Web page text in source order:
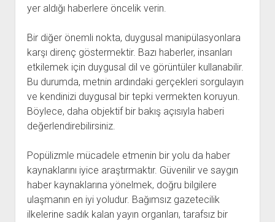
yer aldığı haberlere öncelik verin.
Bir diğer önemli nokta, duygusal manipülasyonlara
karşı direnç göstermektir. Bazı haberler, insanları
etkilemek için duygusal dil ve görüntüler kullanabilir.
Bu durumda, metnin ardındaki gerçekleri sorgulayın
ve kendinizi duygusal bir tepki vermekten koruyun.
Böylece, daha objektif bir bakış açısıyla haberi
değerlendirebilirsiniz.
Popülizmle mücadele etmenin bir yolu da haber
kaynaklarını iyice araştırmaktır. Güvenilir ve saygın
haber kaynaklarına yönelmek, doğru bilgilere
ulaşmanın en iyi yoludur. Bağımsız gazetecilik
ilkelerine sadık kalan yayın organları, tarafsız bir